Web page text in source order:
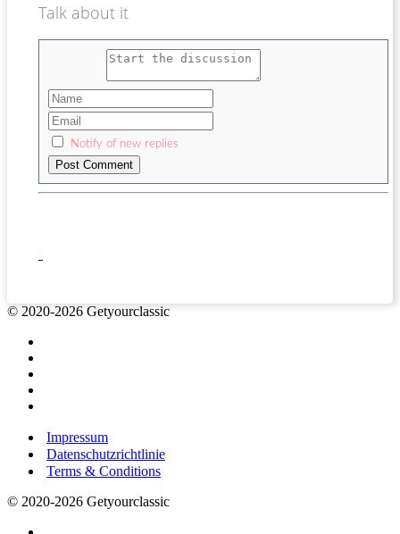
Talk about it
Notify of new replies
© 2020-2026 Getyourclassic
Impressum
Datenschutzrichtlinie
Terms & Conditions
© 2020-2026 Getyourclassic